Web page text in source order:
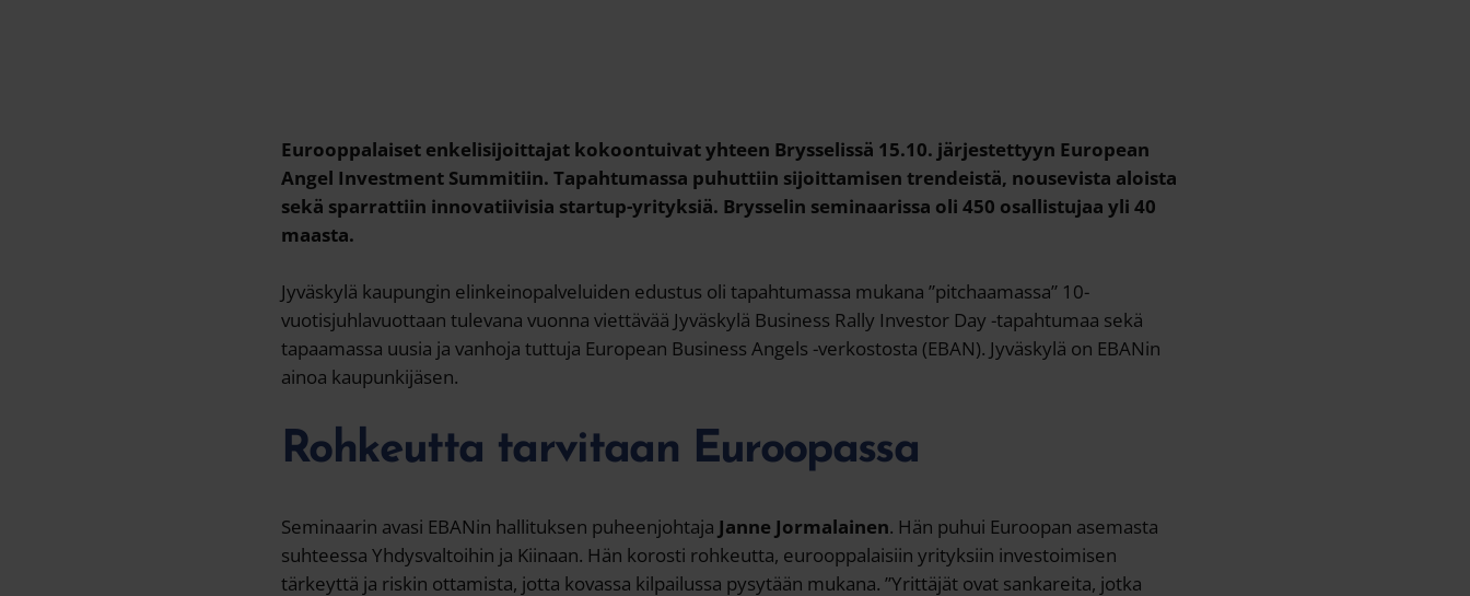
Eurooppalaiset enkelisijoittajat kokoontuivat yhteen Brysselissä 15.10. järjestettyyn European
Angel Investment Summitiin. Tapahtumassa puhuttiin sijoittamisen trendeistä, nousevista aloista
sekä sparrattiin innovatiivisia startup-yrityksiä. Brysselin seminaarissa oli 450 osallistujaa yli 40
maasta.
Jyväskylä kaupungin elinkeinopalveluiden edustus oli tapahtumassa mukana ”pitchaamassa” 10-
vuotisjuhlavuottaan tulevana vuonna viettävää Jyväskylä Business Rally Investor Day -tapahtumaa sekä
tapaamassa uusia ja vanhoja tuttuja European Business Angels -verkostosta (EBAN). Jyväskylä on EBANin
ainoa kaupunkijäsen.
Rohkeutta tarvitaan Euroopassa
Seminaarin avasi EBANin hallituksen puheenjohtaja Janne Jormalainen. Hän puhui Euroopan asemasta
suhteessa Yhdysvaltoihin ja Kiinaan. Hän korosti rohkeutta, eurooppalaisiin yrityksiin investoimisen
tärkeyttä ja riskin ottamista, jotta kovassa kilpailussa pysytään mukana. ”Yrittäjät ovat sankareita, jotka